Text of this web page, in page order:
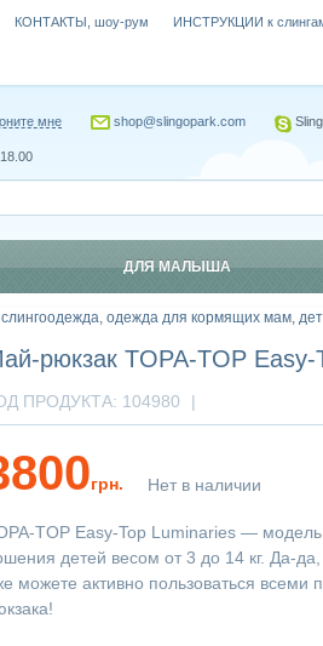
одежда для кормящих мам,
рюкзак TOPA-TOP Easy-
ПРОДУКТА: 104980 |
грн. Нет в наличии
TOP Easy-Top Luminaries —
детей весом от 3 до 14 кг. Да-
можете активно пользоваться всеми
КОНТАКТЫ, шоу-рум ИНСТРУКЦИИ к
мне shop@slingopark.com
ДЛЯ МАЛЫША